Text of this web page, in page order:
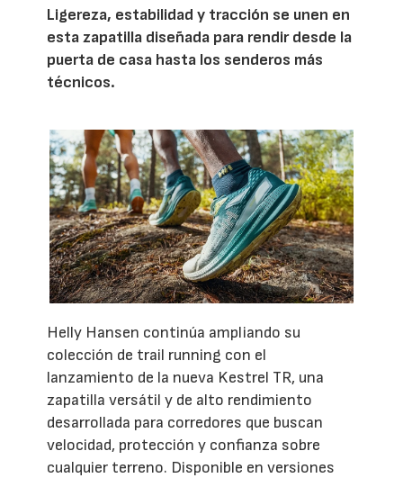
Ligereza, estabilidad y tracción se unen en
esta zapatilla diseñada para rendir desde la
puerta de casa hasta los senderos más
técnicos.
Helly Hansen continúa ampliando su
colección de trail running con el
lanzamiento de la nueva Kestrel TR, una
zapatilla versátil y de alto rendimiento
desarrollada para corredores que buscan
velocidad, protección y confianza sobre
cualquier terreno. Disponible en versiones